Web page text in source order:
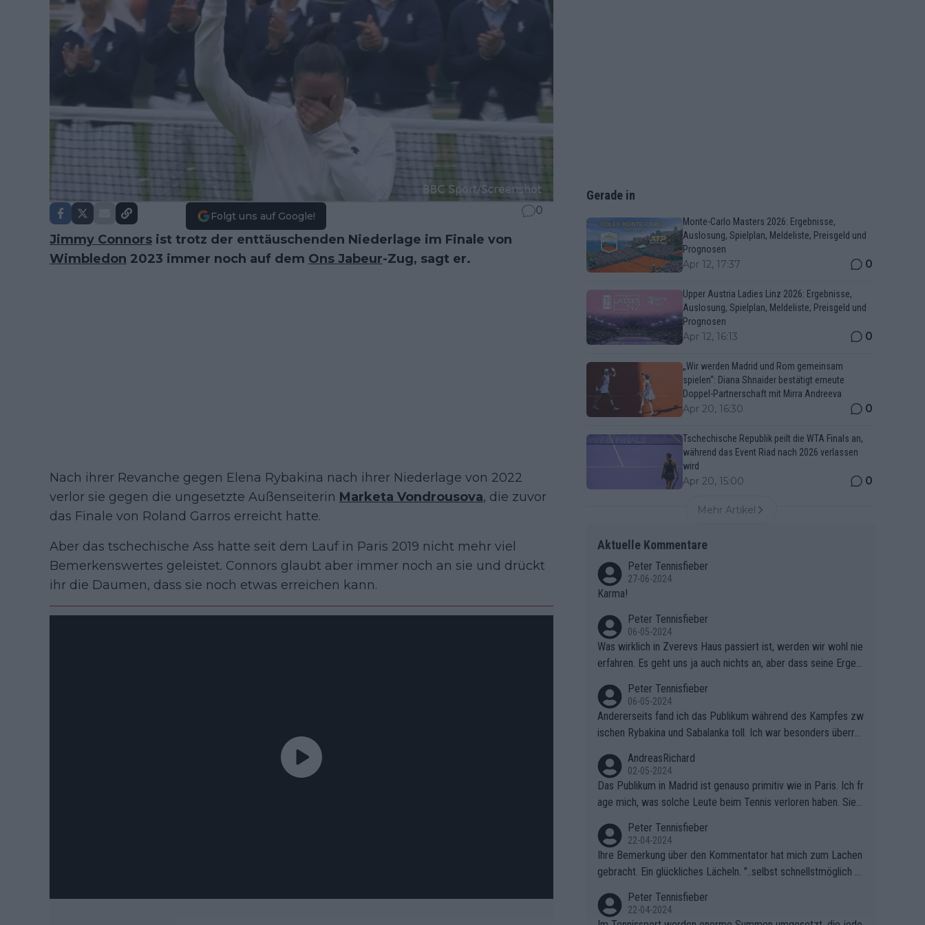
Folgt uns auf Google! 0
Jimmy Connors ist trotz der enttäuschenden Niederlage im Finale von
Wimbledon 2023 immer noch auf dem Ons Jabeur-Zug, sagt er.
Nach ihrer Revanche gegen Elena Rybakina nach ihrer Niederlage von 2022
verlor sie gegen die ungesetzte Außenseiterin Marketa Vondrousova, die zuvor
das Finale von Roland Garros erreicht hatte.
Aber das tschechische Ass hatte seit dem Lauf in Paris 2019 nicht mehr viel
Bemerkenswertes geleistet. Connors glaubt aber immer noch an sie und drückt
ihr die Daumen, dass sie noch etwas erreichen kann.
Gerade in
Monte-Carlo Masters 2026: Ergebnisse,
Auslosung, Spielplan, Meldeliste, Preisgeld und
Prognosen
Apr 12, 17:37 0
Upper Austria Ladies Linz 2026: Ergebnisse,
Auslosung, Spielplan, Meldeliste, Preisgeld und
Prognosen
Apr 12, 16:13 0
„Wir werden Madrid und Rom gemeinsam
spielen“: Diana Shnaider bestätigt erneute
Doppel-Partnerschaft mit Mirra Andreeva
Apr 20, 16:30 0
Tschechische Republik peilt die WTA Finals an,
während das Event Riad nach 2026 verlassen
wird
Apr 20, 15:00 0
Mehr Artikel
Aktuelle Kommentare
Peter Tennisfieber
27-06-2024
Karma!
Peter Tennisfieber
06-05-2024
Was wirklich in Zverevs Haus passiert ist, werden wir wohl nie
erfahren. Es geht uns ja auch nichts an, aber dass seine Ergeb
Peter Tennisfieber
06-05-2024
Andererseits fand ich das Publikum während des Kampfes zw
ischen Rybakina und Sabalanka toll. Ich war besonders überras
AndreasRichard
02-05-2024
Das Publikum in Madrid ist genauso primitiv wie in Paris. Ich fr
age mich, was solche Leute beim Tennis verloren haben. Sie s
ben.
Peter Tennisfieber
22-04-2024
Ihre Bemerkung über den Kommentator hat mich zum Lachen
gebracht. Ein glückliches Lächeln. "..selbst schnellstmöglich na
Peter Tennisfieber
22-04-2024